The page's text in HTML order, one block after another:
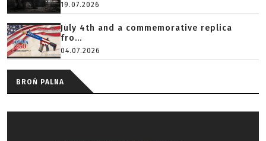
19.07.2026
July 4th and a commemorative replica
fro...
04.07.2026
BROŃ PALNA